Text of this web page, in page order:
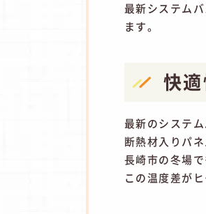
最新システム
ます。
快
最新のシステ
断熱材入りパ
長崎市の冬場
この温度差が